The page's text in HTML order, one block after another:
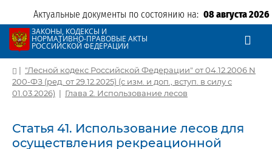
Актуальные документы по состоянию на: 08 августа 2026
ЗАКОНЫ, КОДЕКСЫ И
НОРМАТИВНО-ПРАВОВЫЕ АКТЫ
РОССИЙСКОЙ ФЕДЕРАЦИИ
| "Лесной кодекс Российской Федерации" от 04.12.2006 N
200-ФЗ (ред. от 29.12.2025) (с изм. и доп., вступ. в силу с
01.03.2026) | Глава 2. Использование лесов
Статья 41. Использование лесов для
осуществления рекреационной